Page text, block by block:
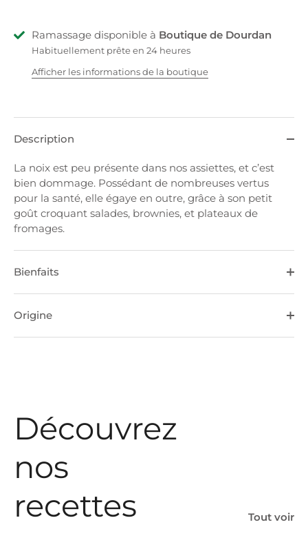
Ramassage disponible à Boutique de Dourdan
Habituellement prête en 24 heures
Afficher les informations de la boutique
Description
La noix est peu présente dans nos assiettes, et c’est
bien dommage. Possédant de nombreuses vertus
pour la santé, elle égaye en outre, grâce à son petit
goût croquant salades, brownies, et plateaux de
fromages.
Bienfaits
Origine
Découvrez
nos
recettes
Tout voir